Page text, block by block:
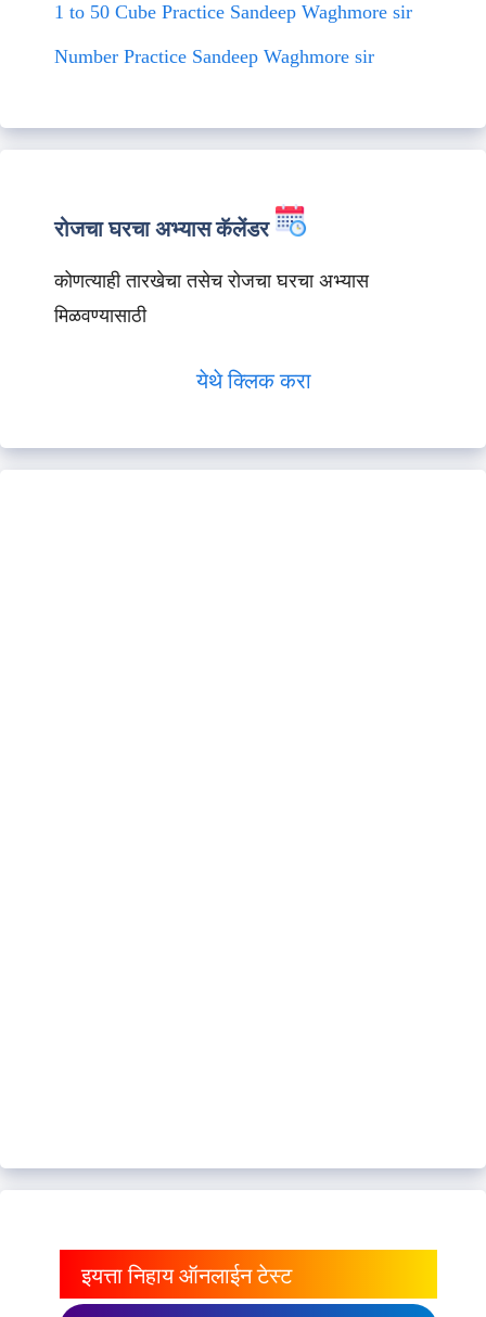
1 to 50 Cube Practice Sandeep Waghmore sir
Number Practice Sandeep Waghmore sir
रोजचा घरचा अभ्यास कॅलेंडर
कोणत्याही तारखेचा तसेच रोजचा घरचा अभ्यास
मिळवण्यासाठी
येथे क्लिक करा
इयत्ता निहाय ऑनलाईन टेस्ट